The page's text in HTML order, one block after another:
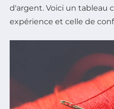
d'argent. Voici un tableau
expérience et celle de